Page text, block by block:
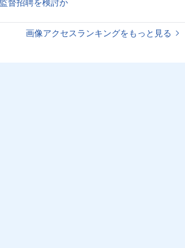
画像アクセスランキングをもっと見る